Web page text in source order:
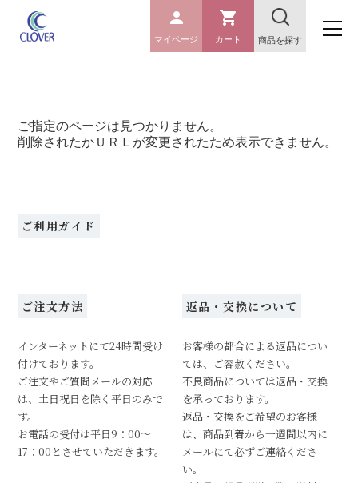
マイページ カート 商品を探す
ご指定のページは見つかりません。
削除されたかＵＲＬが変更されたため表示できません。
ご利用ガイド
ご注文方法
インターネットにて24時間受け
付けております。
ご注文やご質問メールの対応
は、土日祝日を除く平日のみで
す。
お電話の受付は平日9：00～
17：00とさせていただきます。
返品・交換について
お客様の都合による返品につい
ては、ご容赦ください。
不良商品については返品・交換
を承っております。
返品・交換をご希望のお客様
は、商品到着から一週間以内に
メールにて必ずご連絡くださ
い。